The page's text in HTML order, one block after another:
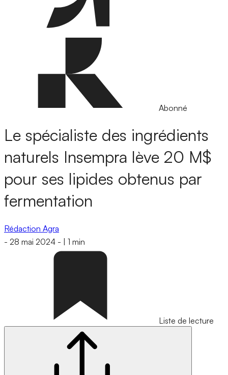
Abonné
Le spécialiste des ingrédients
naturels Insempra lève 20 M$
pour ses lipides obtenus par
fermentation
Rédaction Agra
- 28 mai 2024 - 1 min
Liste de lecture